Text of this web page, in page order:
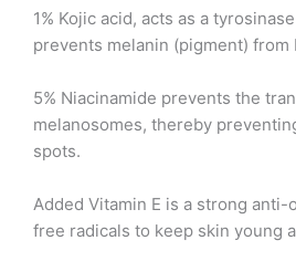
1% Kojic acid, acts as a
prevents melanin (pigment) from
5% Niacinamide prevents the
melanosomes, thereby
spots.
Added Vitamin E is a strong anti-
free radicals to keep skin young